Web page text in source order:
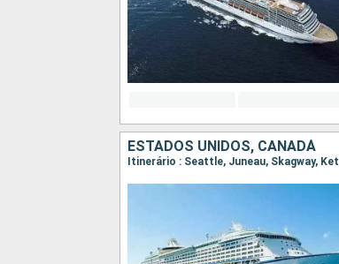
ESTADOS UNIDOS, CANADÁ
Itinerário : Seattle, Juneau, Skagway,